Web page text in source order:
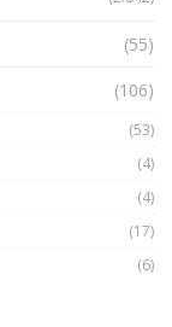
(55)
(106)
(53)
(4)
(4)
(17)
(6)